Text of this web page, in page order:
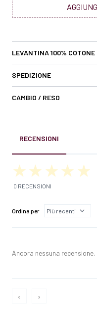
LEVANTINA 100% COTONE
SPEDIZIONE
CAMBIO / RESO
RECENSIONI
0 RECENSIONI
Ordina per
Ancora nessuna recensione.
‹ ›